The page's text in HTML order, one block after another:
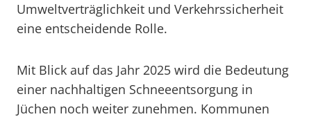
Umweltverträglichkeit und Verkehrssicherheit
eine entscheidende Rolle.
Mit Blick auf das Jahr 2025 wird die Bedeutung
einer nachhaltigen Schneeentsorgung in
Jüchen noch weiter zunehmen. Kommunen